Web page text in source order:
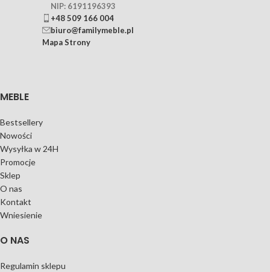
NIP: 6191196393
+48 509 166 004
biuro@familymeble.pl
Mapa Strony
MEBLE
Bestsellery
Nowości
Wysyłka w 24H
Promocje
Sklep
O nas
Kontakt
Wniesienie
O NAS
Regulamin sklepu